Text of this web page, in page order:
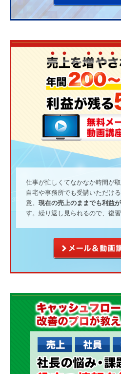
仕事が忙しくてなかなか時間が
自宅や事務所でも受講いただけ
意。 現在の売上のままでも利益
す。繰り返し見られるので、復習